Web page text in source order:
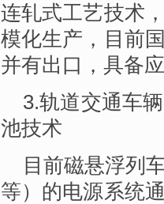
连轧式工艺技术
模化生产，目前
并有出口，具备
3.轨道交通车
池技术
目前磁悬浮列
等）的电源系统